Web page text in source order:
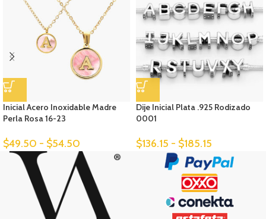
Inicial Acero Inoxidable Madre
Perla Rosa 16-23
$49.50 - $54.50
Dije Inicial Plata .925 Rodizado
0001
$136.15 - $185.15